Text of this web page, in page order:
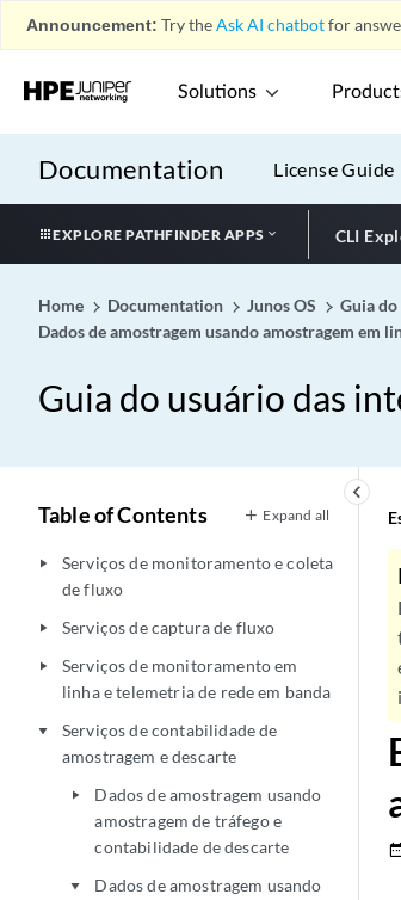
Announcement: Try theAsk AI chatbotfor
Solutions
Documentation License Guide
EXPLORE PATHFINDER APPS CLI
Home Documentation Junos OS Guia
Dados de amostragem usando amostragem em
Guia do usuário das
keyboard_arrow_left
Table of Contents Expand all
play_arrow
Serviços de monitoramento e coleta
de fluxo
play_arrow Serviços de captura de fluxo
play_arrow
Serviços de monitoramento em
linha e telemetria de rede em banda
play_arrow
Serviços de contabilidade de
amostragem e descarte
play_arrow
Dados de amostragem usando
amostragem de tráfego e
contabilidade de descarte
play_arrow
Dados de amostragem usando
date_range